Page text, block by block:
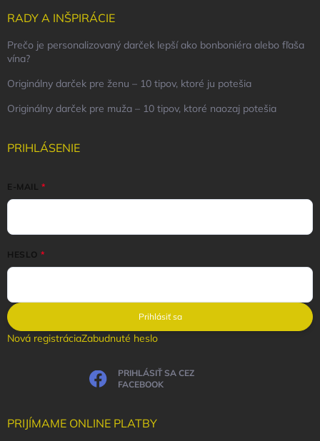
RADY A INŠPIRÁCIE
Prečo je personalizovaný darček lepší ako bonboniéra alebo fľaša
vína?
Originálny darček pre ženu – 10 tipov, ktoré ju potešia
Originálny darček pre muža – 10 tipov, ktoré naozaj potešia
PRIHLÁSENIE
E-MAIL
HESLO
Prihlásiť sa
Nová registráciaZabudnuté heslo
PRIHLÁSIŤ SA CEZ
FACEBOOK
PRIJÍMAME ONLINE PLATBY